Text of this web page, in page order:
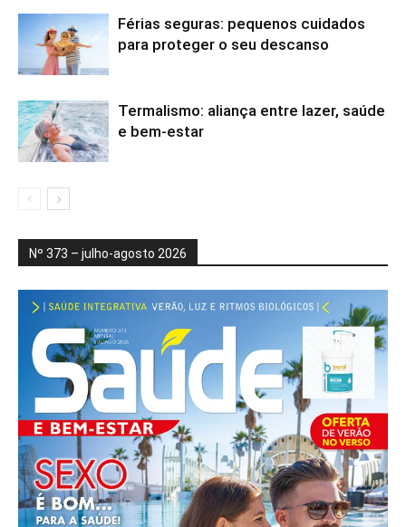
Férias seguras: pequenos cuidados
para proteger o seu descanso
Termalismo: aliança entre lazer, saúde
e bem-estar
Nº 373 – julho-agosto 2026